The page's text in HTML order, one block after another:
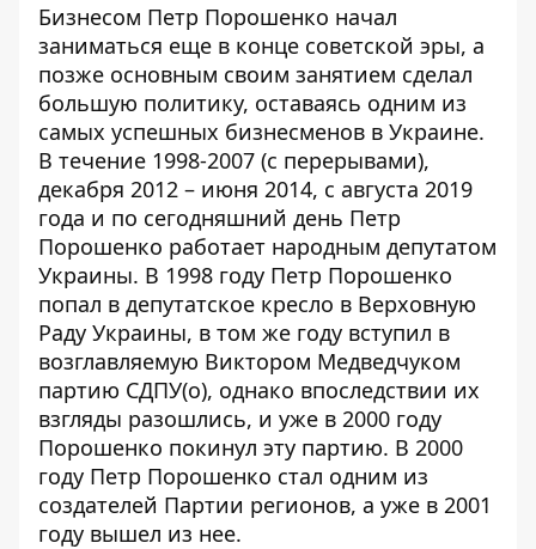
Бизнесом Петр Порошенко начал
заниматься еще в конце советской эры, а
позже основным своим занятием сделал
большую политику, оставаясь одним из
самых успешных бизнесменов в Украине.
В течение 1998-2007 (с перерывами),
декабря 2012 – июня 2014, с августа 2019
года и по сегодняшний день Петр
Порошенко работает народным депутатом
Украины. В 1998 году Петр Порошенко
попал в депутатское кресло в Верховную
Раду Украины, в том же году вступил в
возглавляемую Виктором Медведчуком
партию СДПУ(о), однако впоследствии их
взгляды разошлись, и уже в 2000 году
Порошенко покинул эту партию. В 2000
году Петр Порошенко стал одним из
создателей Партии регионов, а уже в 2001
году вышел из нее.